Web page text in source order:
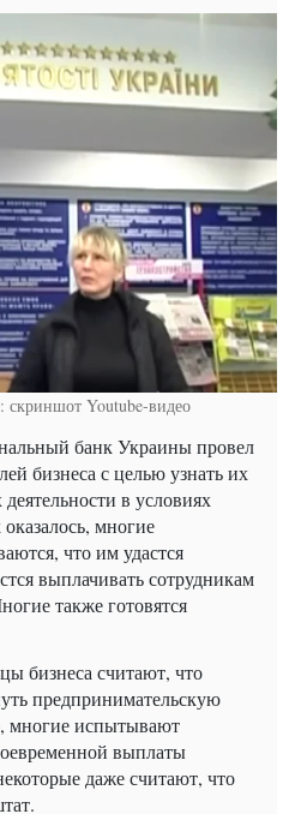
скриншот Youtube-видео
банк Украины провел
бизнеса с целью узнать их
в условиях
многие
что им удастся
выплачивать сотрудникам
также готовятся
бизнеса считают, что
предпринимательскую
многие испытывают
выплаты
даже считают, что